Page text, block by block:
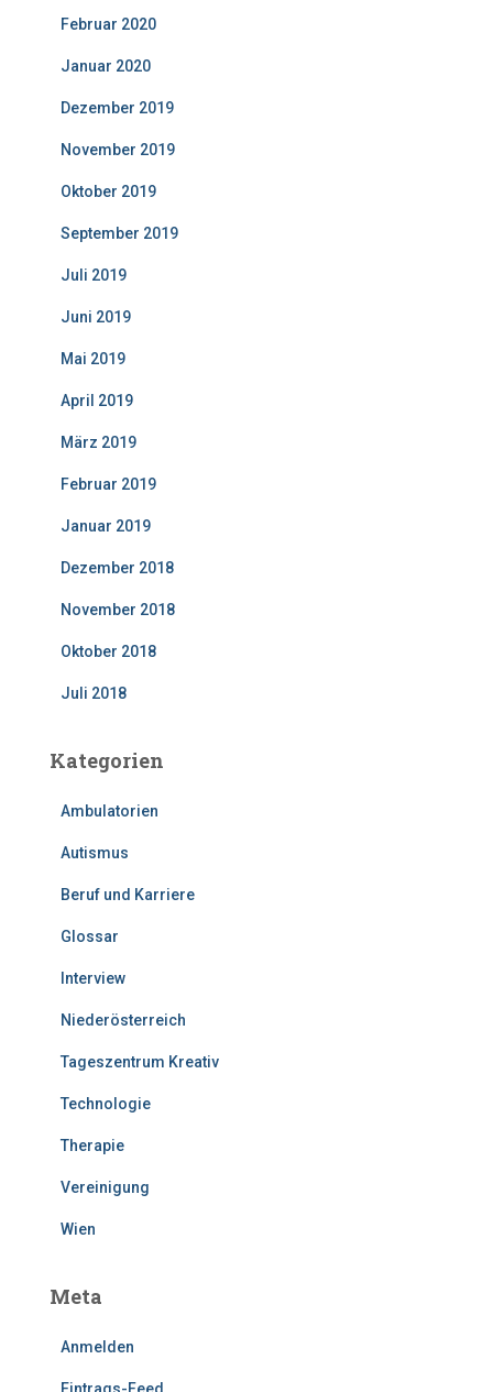
Februar 2020
Januar 2020
Dezember 2019
November 2019
Oktober 2019
September 2019
Juli 2019
Juni 2019
Mai 2019
April 2019
März 2019
Februar 2019
Januar 2019
Dezember 2018
November 2018
Oktober 2018
Juli 2018
Kategorien
Ambulatorien
Autismus
Beruf und Karriere
Glossar
Interview
Niederösterreich
Tageszentrum Kreativ
Technologie
Therapie
Vereinigung
Wien
Meta
Anmelden